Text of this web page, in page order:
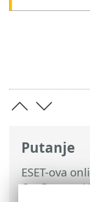
Putanje
ESET-ova
On-Prem>